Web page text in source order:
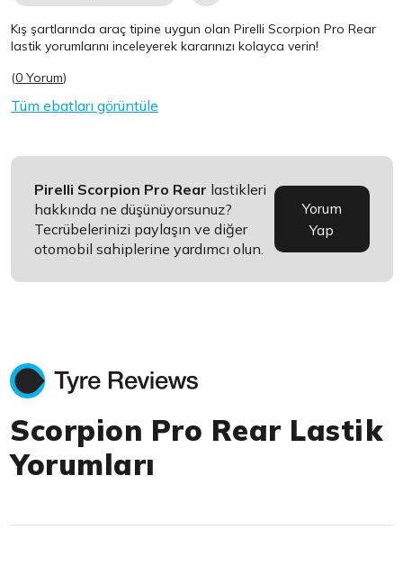
Kış şartlarında araç tipine uygun olanPirelli Scorpion Pro Rear
lastik yorumlarını inceleyerek kararınızı kolayca verin!
(0 Yorum)
Tüm ebatları görüntüle
Pirelli Scorpion Pro Rear lastikleri
hakkında ne düşünüyorsunuz?
Tecrübelerinizi paylaşın ve diğer
otomobil sahiplerine yardımcı olun.
Yorum
Yap
Scorpion Pro Rear Lastik
Yorumları